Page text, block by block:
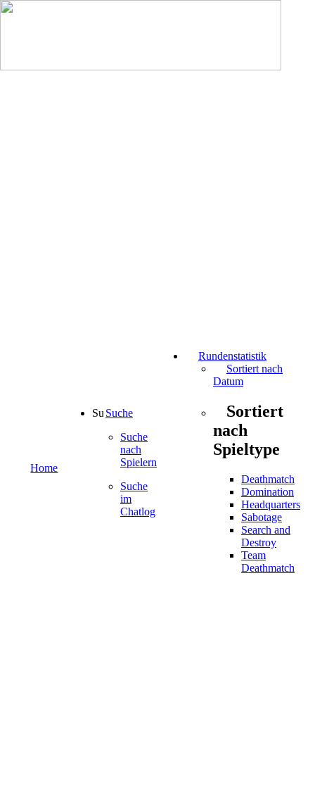
Home
Suche
Suche
nach
Spielern
Suche
im
Chatlog
Rundenstatistik
Sortiert nach
Datum
Sortiert
nach
Spieltype
Deathmatch
Domination
Headquarters
Sabotage
Search and
Destroy
Team
Deathmatch